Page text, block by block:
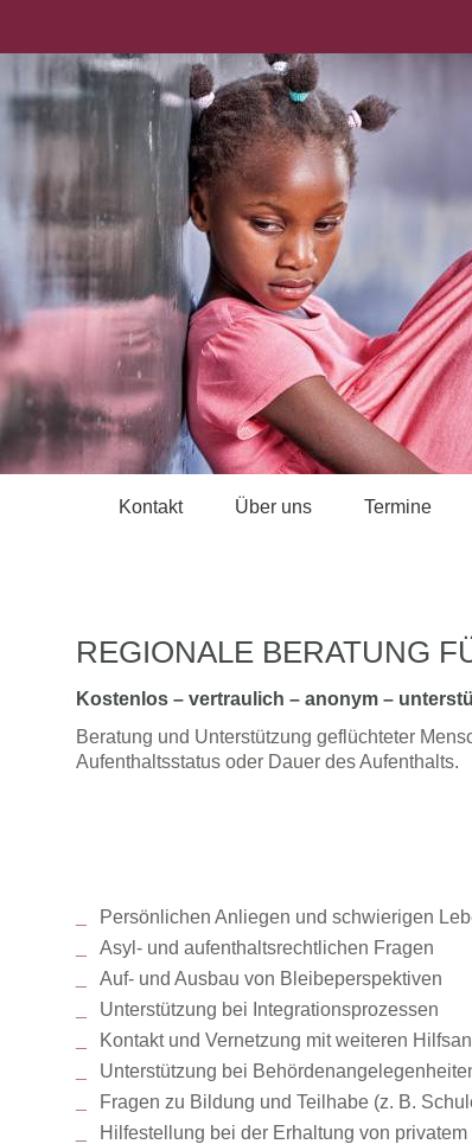
Kontakt Über uns Termine
REGIONALE BERATUNG
Kostenlos – vertraulich – anonym –
Beratung und Unterstützung geflüchteter
Aufenthaltsstatus oder Dauer des Aufenthalts.
Persönlichen Anliegen und schwierigen
Asyl- und aufenthaltsrechtlichen Fragen
Auf- und Ausbau von Bleibeperspektiven
Unterstützung bei Integrationsprozessen
Kontakt und Vernetzung mit weiteren
Unterstützung bei
Fragen zu Bildung und Teilhabe (z. B.
Hilfestellung bei der Erhaltung von